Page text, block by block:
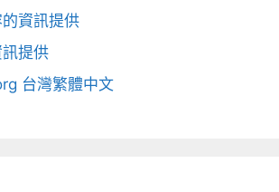
資訊提供
提供
台灣繁體中文